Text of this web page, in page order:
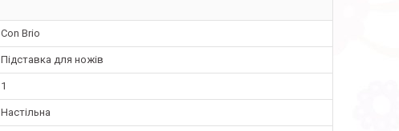
Con Brio
Підставка для ножів
1
Настільна